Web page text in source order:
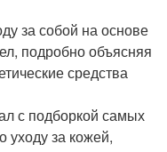
за собой на основе
подробно объясняя
средства
с подборкой самых
уходу за кожей,